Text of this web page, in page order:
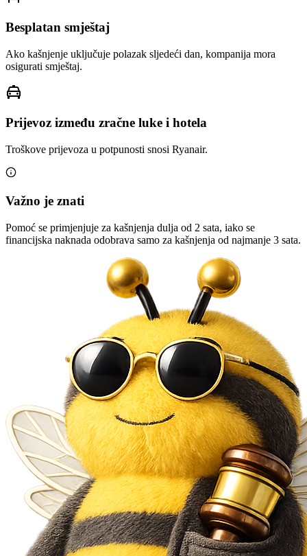
Besplatan smještaj
Ako kašnjenje uključuje polazak sljedeći dan, kompanija mora
osigurati smještaj.
Prijevoz između zračne luke i hotela
Troškove prijevoza u potpunosti snosi Ryanair.
Važno je znati
Pomoć se primjenjuje za kašnjenja dulja od 2 sata, iako se
financijska naknada odobrava samo za kašnjenja od najmanje 3 sata.